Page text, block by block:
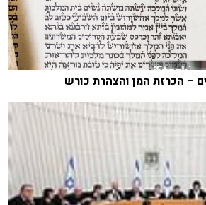
– הכרזת המן והצהרת כורש